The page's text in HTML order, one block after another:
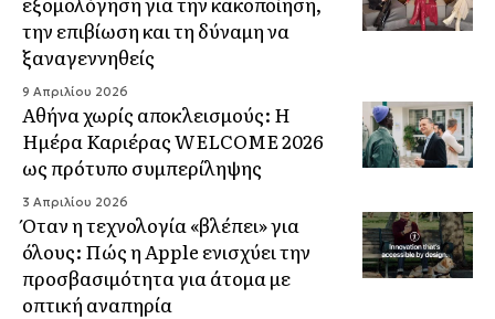
την επιβίωση και τη δύναμη να
ξαναγεννηθείς
9 Απριλίου 2026
Αθήνα χωρίς αποκλεισμούς: Η
Ημέρα Καριέρας WELCOME 2026
ως πρότυπο συμπερίληψης
3 Απριλίου 2026
Όταν η τεχνολογία «βλέπει» για
όλους: Πώς η Apple ενισχύει την
προσβασιμότητα για άτομα με
οπτική αναπηρία